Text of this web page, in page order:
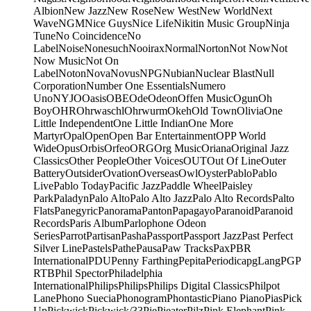
AlbionNew JazzNew RoseNew WestNew WorldNext
WaveNGMNice GuysNice LifeNikitin Music GroupNinja
TuneNo CoincidenceNo
LabelNoiseNonesuchNooiraxNormalNortonNot NowNot
Now MusicNot On
LabelNotonNovaNovusNPGNubianNuclear BlastNull
CorporationNumber One EssentialsNumero
UnoNYJOOasisOBEOdeOdeonOffen MusicOgunOh
BoyOHROhrwaschlOhrwurmOkehOld TownOliviaOne
Little IndependentOne Little IndianOne More
MartyrOpalOpenOpen Bar EntertainmentOPP World
WideOpusOrbisOrfeoORGOrg MusicOrianaOriginal Jazz
ClassicsOther PeopleOther VoicesOUTOut Of LineOuter
BatteryOutsiderOvationOverseasOwlOysterPabloPablo
LivePablo TodayPacific JazzPaddle WheelPaisley
ParkPaladynPalo AltoPalo Alto JazzPalo Alto RecordsPalto
FlatsPanegyricPanoramaPantonPapagayoParanoidParanoid
RecordsParis AlbumParlophone Odeon
SeriesParrotPartisanPashaPassportPassport JazzPast Perfect
Silver LinePastelsPathePausaPaw TracksPaxPBR
InternationalPDUPenny FarthingPepitaPeriodicapgLangPGP
RTBPhil SpectorPhiladelphia
InternationalPhilipsPhilipsPhilips Digital ClassicsPhilpot
LanePhono SueciaPhonogramPhontasticPiano PianoPiasPick